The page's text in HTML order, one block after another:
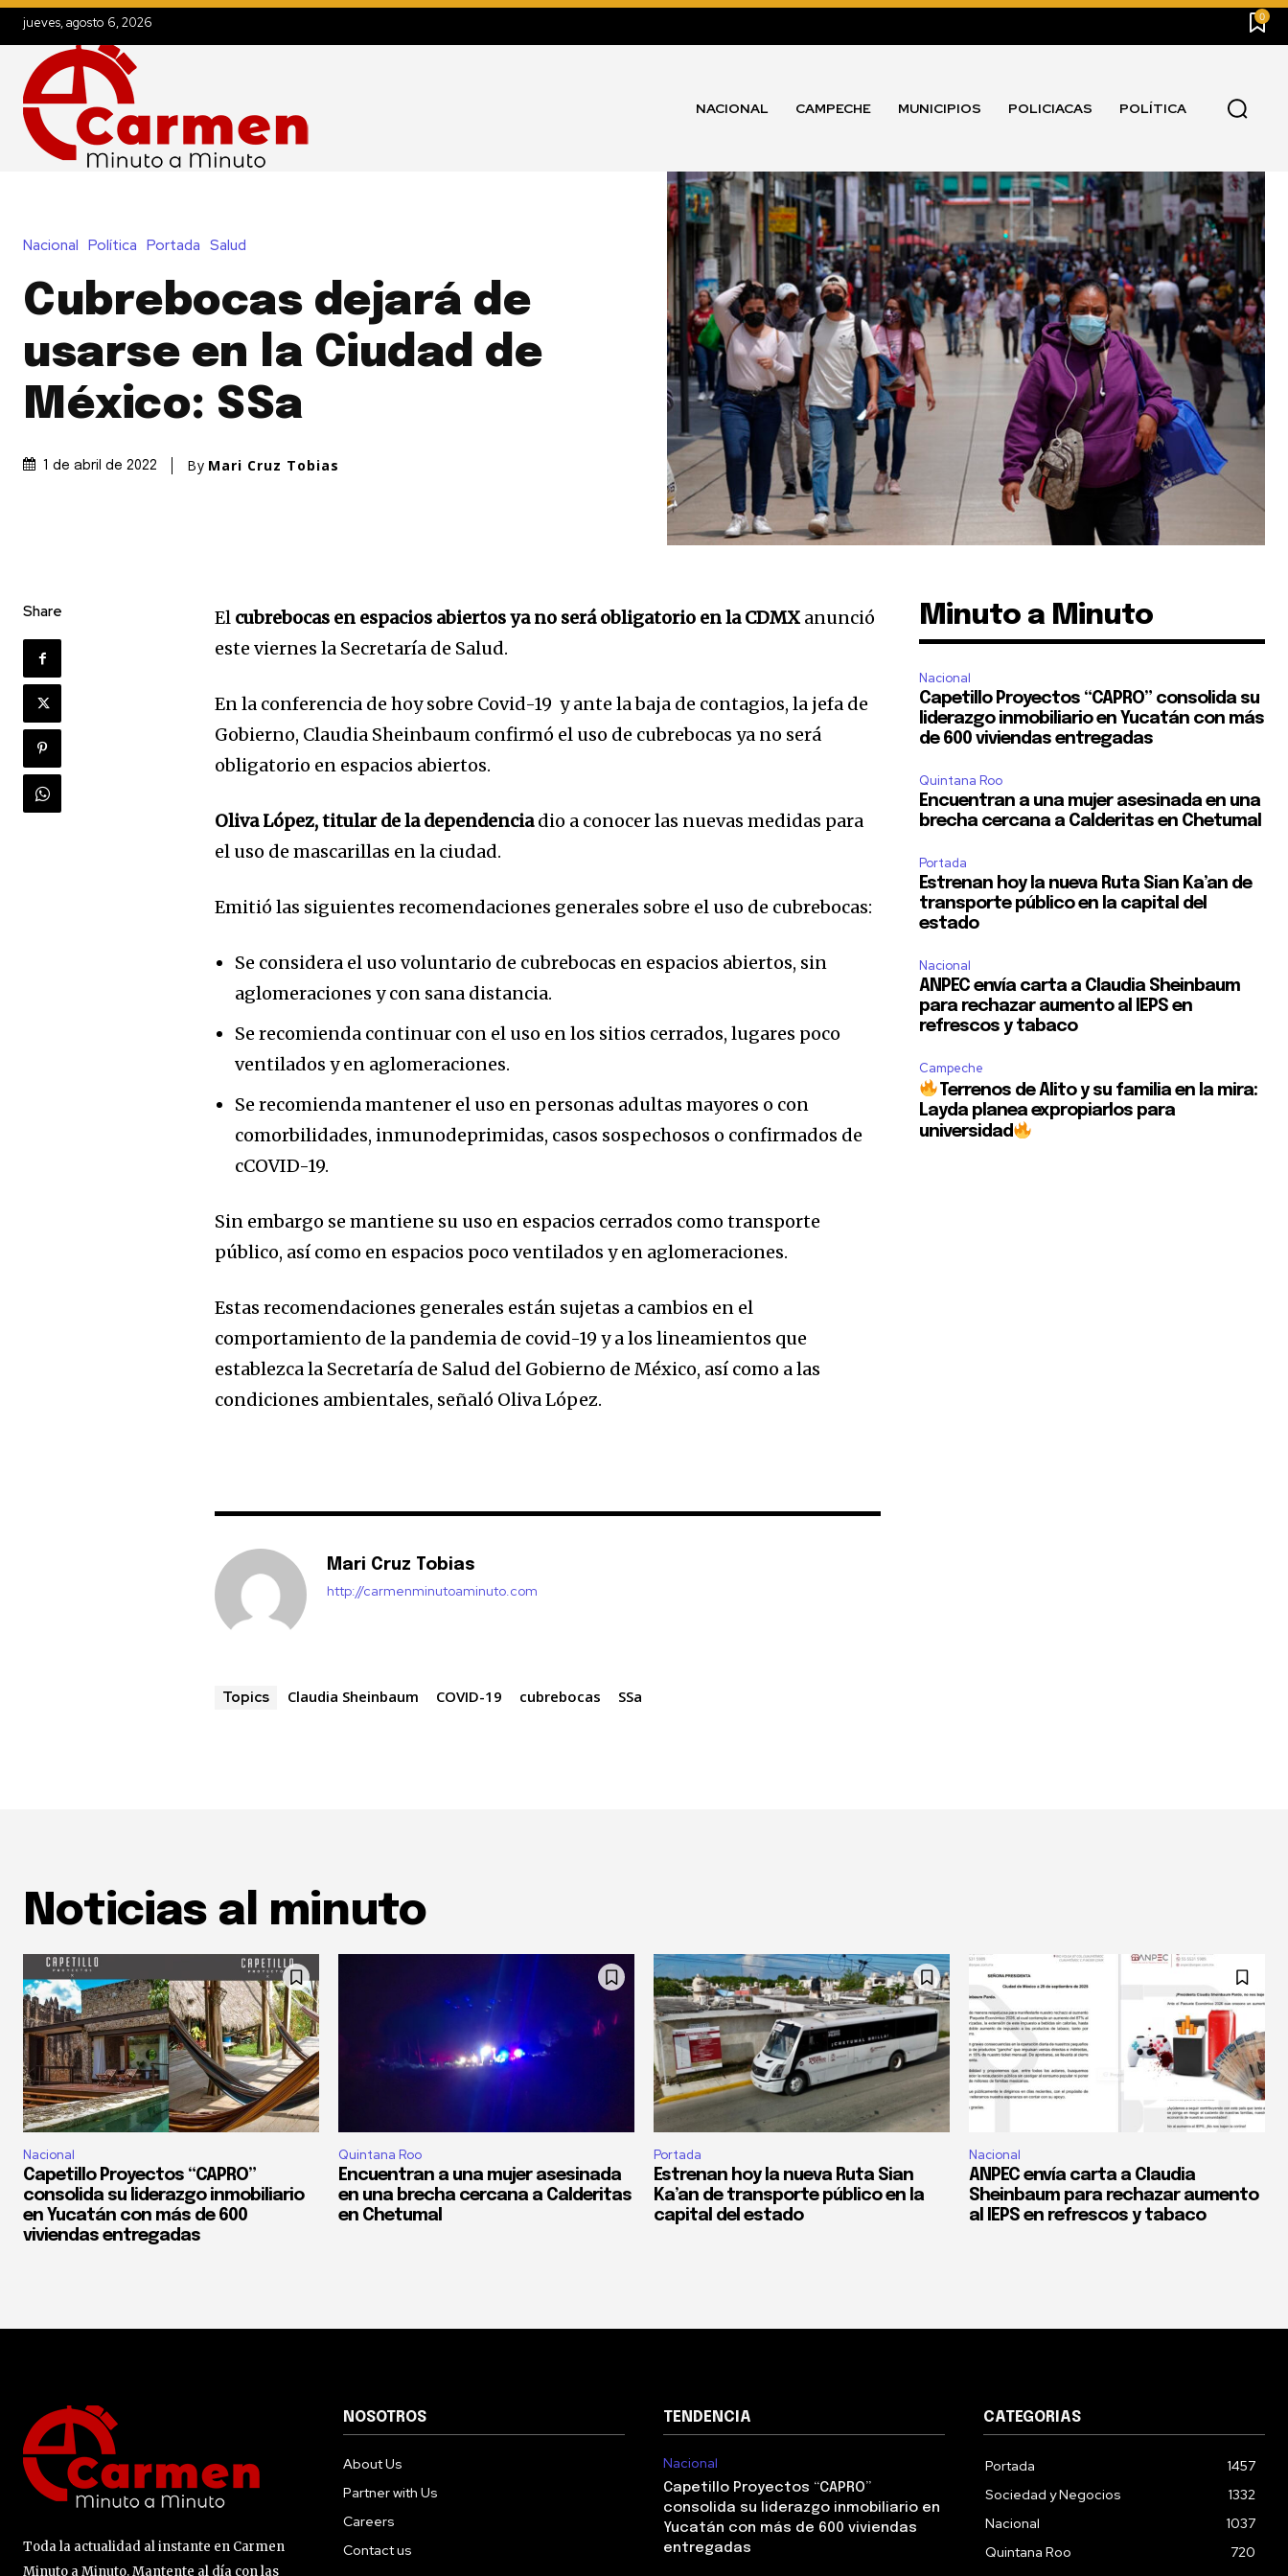
jueves, agosto 6, 2026 0
NACIONAL CAMPECHE MUNICIPIOS POLICIACAS POLÍTICA
Nacional Política Portada Salud
Cubrebocas dejará de
usarse en la Ciudad de
México: SSa
1 de abril de 2022 By Mari Cruz Tobias
Share El cubrebocas en espacios abiertos ya no será obligatorio en la CDMX anunció
este viernes la Secretaría de Salud.
En la conferencia de hoy sobre Covid-19 y ante la baja de contagios, la jefa de
Gobierno, Claudia Sheinbaum confirmó el uso de cubrebocas ya no será
obligatorio en espacios abiertos.
Oliva López, titular de la dependenciadio a conocer las nuevas medidas para
el uso de mascarillas en la ciudad.
Emitió las siguientes recomendaciones generales sobre el uso de cubrebocas:
Se considera el uso voluntario de cubrebocas en espacios abiertos, sin
aglomeraciones y con sana distancia.
Se recomienda continuar con el uso en los sitios cerrados, lugares poco
ventilados y en aglomeraciones.
Se recomienda mantener el uso en personas adultas mayores o con
comorbilidades, inmunodeprimidas, casos sospechosos o confirmados de
cCOVID-19.
Sin embargo se mantiene su uso en espacios cerrados como transporte
público, así como en espacios poco ventilados y en aglomeraciones.
Estas recomendaciones generales están sujetas a cambios en el
comportamiento de la pandemia de covid-19 y a los lineamientos que
establezca la Secretaría de Salud del Gobierno de México, así como a las
condiciones ambientales, señaló Oliva López.
Mari Cruz Tobias
http://carmenminutoaminuto.com
Topics Claudia Sheinbaum COVID-19 cubrebocas SSa
Minuto a Minuto
Nacional
Capetillo Proyectos “CAPRO” consolida su
liderazgo inmobiliario en Yucatán con más
de 600 viviendas entregadas
Quintana Roo
Encuentran a una mujer asesinada en una
brecha cercana a Calderitas en Chetumal
Portada
Estrenan hoy la nueva Ruta Sian Ka’an de
transporte público en la capital del
estado
Nacional
ANPEC envía carta a Claudia Sheinbaum
para rechazar aumento al IEPS en
refrescos y tabaco
Campeche
Terrenos de Alito y su familia en la mira:
Layda planea expropiarlos para
universidad
Noticias al minuto
Nacional
Capetillo Proyectos “CAPRO”
consolida su liderazgo inmobiliario
en Yucatán con más de 600
viviendas entregadas
Quintana Roo
Encuentran a una mujer asesinada
en una brecha cercana a Calderitas
en Chetumal
Portada
Estrenan hoy la nueva Ruta Sian
Ka’an de transporte público en la
capital del estado
Nacional
ANPEC envía carta a Claudia
Sheinbaum para rechazar aumento
al IEPS en refrescos y tabaco
Toda la actualidad al instante en Carmen
Minuto a Minuto. Mantente al día con las
NOSOTROS
About Us
Partner with Us
Careers
Contact us
TENDENCIA
Nacional
Capetillo Proyectos “CAPRO”
consolida su liderazgo inmobiliario en
Yucatán con más de 600 viviendas
entregadas
CATEGORIAS
Portada
1457
Sociedad y Negocios
1332
Nacional
1037
Quintana Roo
720